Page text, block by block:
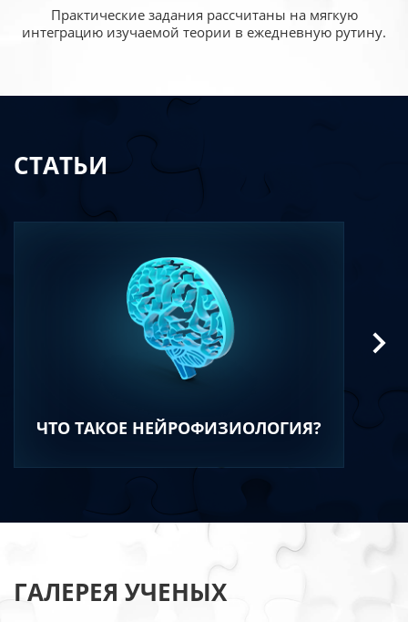
Практические задания рассчитаны на мягкую
интеграцию изучаемой теории в ежедневную рутину.
СТАТЬИ
ЧТО ТАКОЕ НЕЙРОФИЗИОЛОГИЯ?
ГАЛЕРЕЯ УЧЕНЫХ